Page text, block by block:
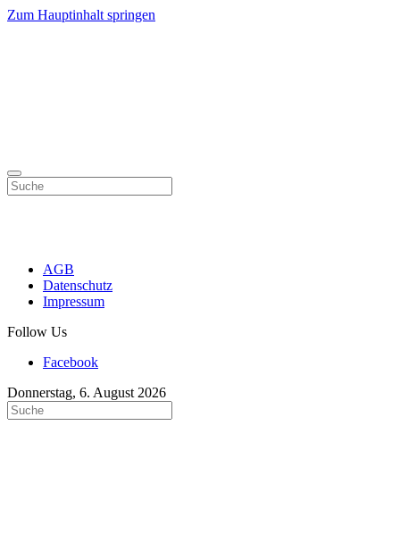
Zum Hauptinhalt springen
AGB
Datenschutz
Impressum
Follow Us
Facebook
Donnerstag, 6. August 2026